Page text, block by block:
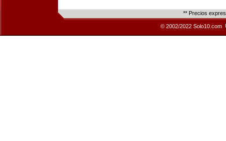
** Precios
© 2002/2022 Solo10.com